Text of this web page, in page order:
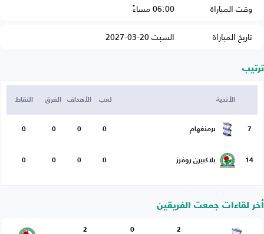
وقت المباراة
06:00 مساءً
تاريخ المباراة
السبت 20-03-2027
ترتيب
الأندية لعب الأهداف الفرق النقاط
7 برمنغهام 0
0
0
0
14 بلاكبيرن روفرز 0
0
0
0
أخر لقاءات جمعت الفريقين
2
0
2